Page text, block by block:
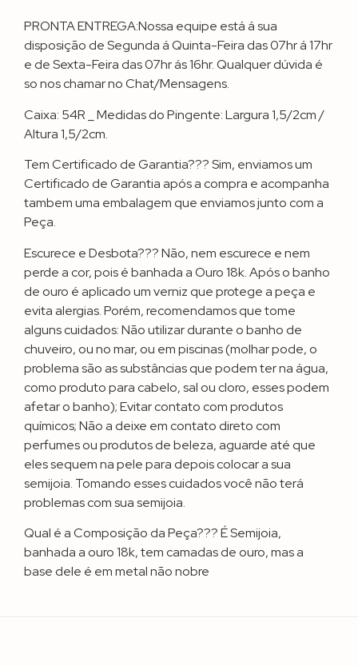
PRONTA ENTREGA:Nossa equipe está á sua
disposição de Segunda á Quinta-Feira das 07hr á 17hr
e de Sexta-Feira das 07hr ás 16hr. Qualquer dúvida é
so nos chamar no Chat/Mensagens.
Caixa: 54R _ Medidas do Pingente: Largura 1,5/2cm /
Altura 1,5/2cm.
Tem Certificado de Garantia??? Sim, enviamos um
Certificado de Garantia após a compra e acompanha
tambem uma embalagem que enviamos junto com a
Peça.
Escurece e Desbota??? Não, nem escurece e nem
perde a cor, pois é banhada a Ouro 18k. Após o banho
de ouro é aplicado um verniz que protege a peça e
evita alergias. Porém, recomendamos que tome
alguns cuidados: Não utilizar durante o banho de
chuveiro, ou no mar, ou em piscinas (molhar pode, o
problema são as substâncias que podem ter na água,
como produto para cabelo, sal ou cloro, esses podem
afetar o banho); Evitar contato com produtos
químicos; Não a deixe em contato direto com
perfumes ou produtos de beleza, aguarde até que
eles sequem na pele para depois colocar a sua
semijoia. Tomando esses cuidados você não terá
problemas com sua semijoia.
Qual é a Composição da Peça??? É Semijoia,
banhada a ouro 18k, tem camadas de ouro, mas a
base dele é em metal não nobre